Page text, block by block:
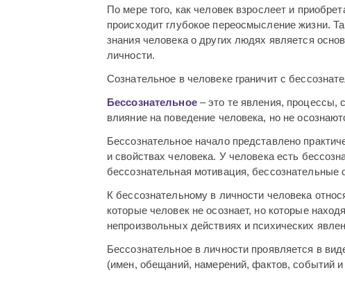
По мере того, как человек взрослеет и
происходит глубокое переосмысление жизни.
знания человека о других людях является
личности.
Сознательное в человеке граничит с
Бессознательное– это те явления, процессы,
влияние на поведение человека, но не
Бессознательное начало представлено
и свойствах человека. У человека есть
бессознательная мотивация,
К бессознательному в личности человека
которые человек не осознает, но которые
непроизвольных действиях и психических
Бессознательное в личности проявляется в
(имен, обещаний, намерений, фактов, событий